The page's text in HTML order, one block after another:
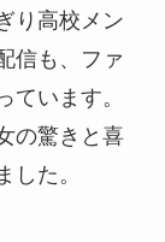
り高校メン
信も、ファ
ています。
の驚きと喜
した。